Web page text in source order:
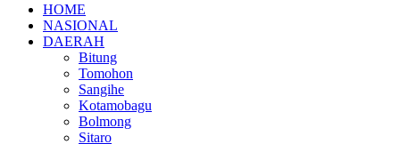
HOME
NASIONAL
DAERAH
Bitung
Tomohon
Sangihe
Kotamobagu
Bolmong
Sitaro